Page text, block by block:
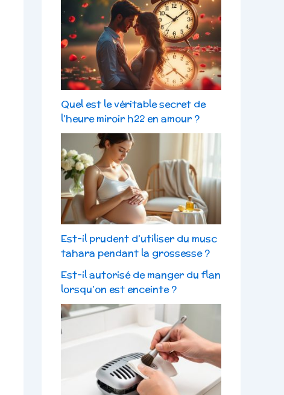
Quel est le véritable secret de
l’heure miroir h22 en amour ?
Est-il prudent d’utiliser du musc
tahara pendant la grossesse ?
Est-il autorisé de manger du flan
lorsqu’on est enceinte ?